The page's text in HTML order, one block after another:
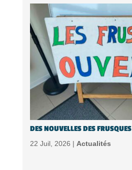
DES NOUVELLES DES FRUSQUES
22 Juil, 2026 | Actualités